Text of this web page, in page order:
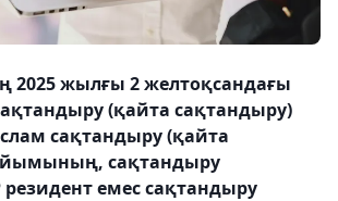
2025 жылғы 2 желтоқсандағы
(қайта сақтандыру)
сақтандыру (қайта
сақтандыру
резидент емес сақтандыру